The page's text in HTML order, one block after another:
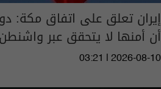
إيران تعلق على اتفاق مكة:
أن أمنها لا يتحقق عبر واشنطن
03:21 | 2026-08-10